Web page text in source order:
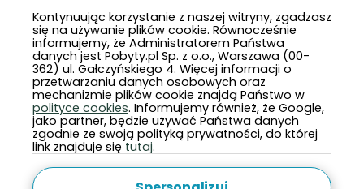
Kontynuując korzystanie z naszej witryny, zgadzasz
się na używanie plików cookie. Równocześnie
informujemy, że Administratorem Państwa
danych jest Pobyty.pl Sp. z o.o., Warszawa (00-
362) ul. Gałczyńskiego 4. Więcej informacji o
przetwarzaniu danych osobowych oraz
mechanizmie plików cookie znajdą Państwo w
polityce cookies. Informujemy również, że Google,
jako partner, będzie używać Państwa danych
zgodnie ze swoją polityką prywatności, do której
link znajduje się tutaj.